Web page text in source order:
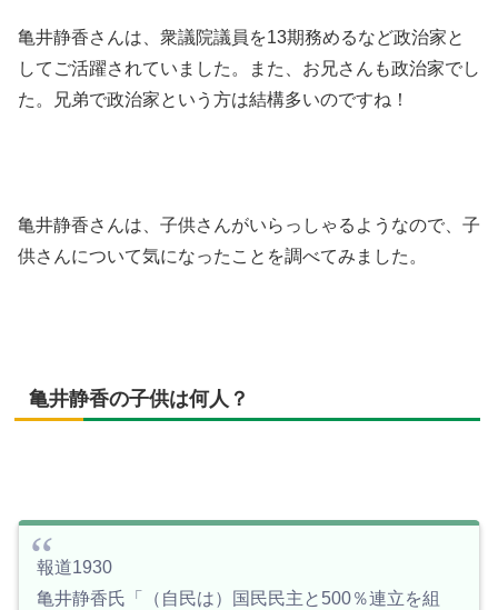
亀井静香さんは、衆議院議員を13期務めるなど政治家と
してご活躍されていました。また、お兄さんも政治家でし
た。兄弟で政治家という方は結構多いのですね！
亀井静香さんは、子供さんがいらっしゃるようなので、子
供さんについて気になったことを調べてみました。
亀井静香の子供は何人？
報道1930
亀井静香氏「（自民は）国民民主と500％連立を組